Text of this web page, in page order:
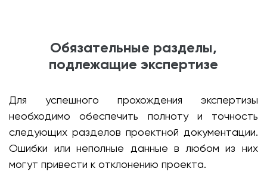
Обязательные разделы,
подлежащие экспертизе
Для успешного прохождения экспертизы
необходимо обеспечить полноту и точность
следующих разделов проектной документации.
Ошибки или неполные данные в любом из них
могут привести к отклонению проекта.